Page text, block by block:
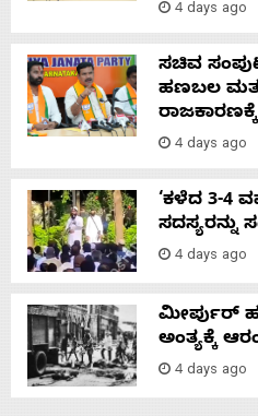
4 days ago
ಸಚಿವ
ಹಣಬಲ
4 days ago
‘ಕಳೆದ 3-4
ಸದಸ್ಯರನ್ನು
4 days ago
ಮೀರ್ಪುರ್
ಅಂತ್ಯಕ್ಕೆ
4 days ago